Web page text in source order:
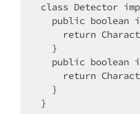
class Detector
}